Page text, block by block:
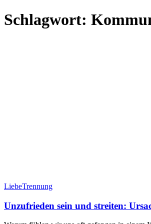
Schlagwort:
LiebeTrennung
Unzufrieden sein und streiten: